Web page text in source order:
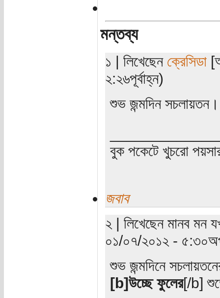
মন্তব্য
১ | লিখেছেন ক্রেসিডা
২:২৬পূর্বাহ্ন)
শুভ জন্মদিন সচলায়তন।
বুক পকেটে খুচরো
জবাব
২ | লিখেছেন মানব মন
০১/০৭/২০১২ -
শুভ জন্মদিনে
[b]উচ্ছে ফুলের[/b]